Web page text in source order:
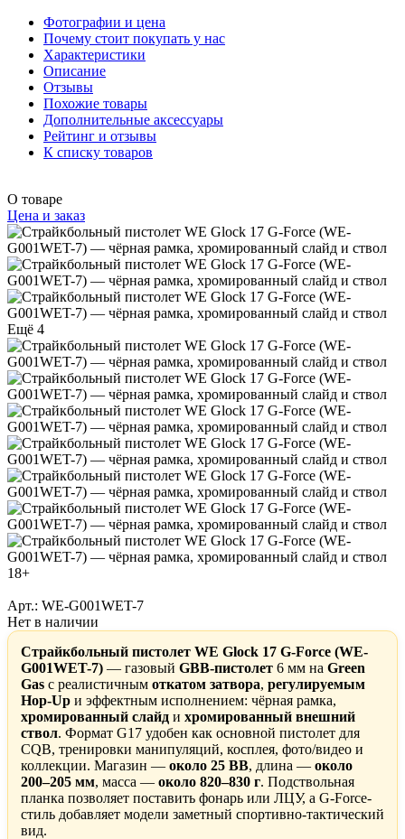
Фотографии и цена
Почему стоит покупать у нас
Характеристики
Описание
Отзывы
Похожие товары
Дополнительные аксессуары
Рейтинг и отзывы
К списку товаров
О товаре
Цена и заказ
Ещё 4
18+
Арт.: WE-G001WET-7
Нет в наличии
Страйкбольный пистолет WE Glock 17 G-Force (WE-
G001WET-7) — газовый GBB-пистолет 6 мм на Green
Gas с реалистичным откатом затвора, регулируемым
Hop-Up и эффектным исполнением: чёрная рамка,
хромированный слайд и хромированный внешний
ствол. Формат G17 удобен как основной пистолет для
CQB, тренировки манипуляций, косплея, фото/видео и
коллекции. Магазин — около 25 BB, длина — около
200–205 мм, масса — около 820–830 г. Подствольная
планка позволяет поставить фонарь или ЛЦУ, а G-Force-
стиль добавляет модели заметный спортивно-тактический
вид.